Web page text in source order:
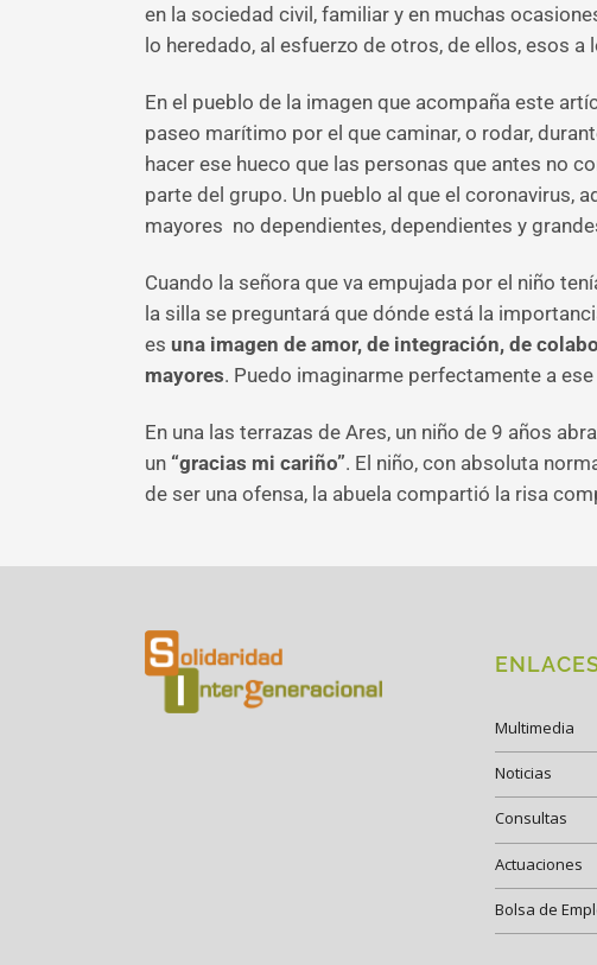
en la sociedad civil, familiar y en muchas
lo heredado, al esfuerzo de otros, de ellos, esos a
En el pueblo de la imagen que acompaña este
paseo marítimo por el que caminar, o rodar,
hacer ese hueco que las personas que antes no
parte del grupo. Un pueblo al que el coronavirus,
mayores no dependientes, dependientes y
Cuando la señora que va empujada por el niño
la silla se preguntará que dónde está la
es una imagen de amor, de integración, de
mayores. Puedo imaginarme perfectamente a
En una las terrazas de Ares, un niño de 9 años
un “gracias mi cariño”. El niño, con absoluta
de ser una ofensa, la abuela compartió la risa
Multimedia
Noticias
Consultas
Actuaciones
Bolsa de